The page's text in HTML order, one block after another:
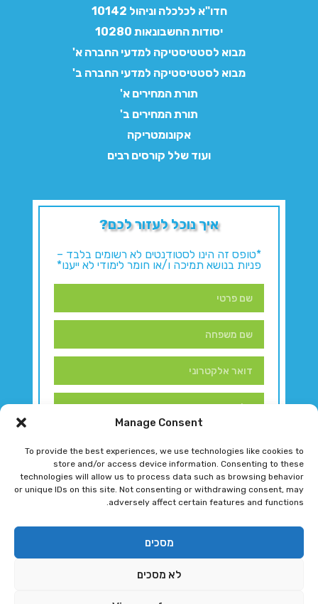
Manage Consent
To provide the best experiences, we use technologies like cookies to
store and/or access device information. Consenting to these
technologies will allow us to process data such as browsing behavior
or unique IDs on this site. Not consenting or withdrawing consent, may
adversely affect certain features and functions.
מסכים
לא מסכים
חדו"א לכלכלה וניהול 10142
יסודות החשבונאות 10280
מבוא לסטטיסטיקה למדעי החברה א'
מבוא לסטטיסטיקה למדעי החברה ב'
תורת המחירים א'
תורת המחירים ב'
אקונומטריקה
ועוד שלל קורסים רבים
איך נוכל לעזור לכם?
*טופס זה הינו לסטודנטים לא רשומים בלבד –
פניות בנושא תמיכה ו/או חומר לימודי לא ייענו*